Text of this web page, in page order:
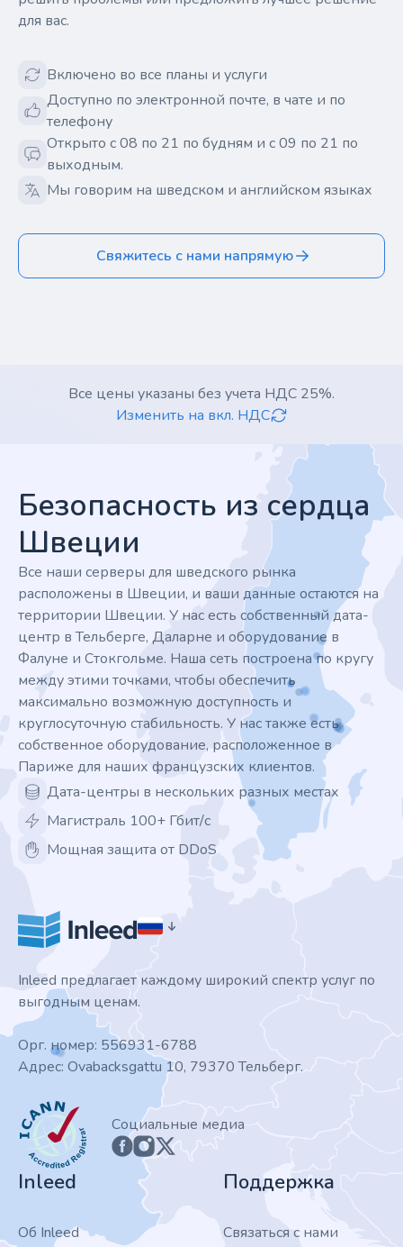
для вас.
Включено во все планы и услуги
Доступно по электронной почте, в чате и по
телефону
Открыто с 08 по 21 по будням и с 09 по 21 по
выходным.
Мы говорим на шведском и английском языках
Свяжитесь с нами напрямую
Все цены указаны без учета НДС 25%.
Изменить на вкл. НДС
Безопасность из сердца
Швеции
Все наши серверы для шведского рынка
расположены в Швеции, и ваши данные остаются на
территории Швеции. У нас есть собственный дата-
центр в Тельберге, Даларне и оборудование в
Фалуне и Стокгольме. Наша сеть построена по кругу
между этими точками, чтобы обеспечить
максимально возможную доступность и
круглосуточную стабильность. У нас также есть
собственное оборудование, расположенное в
Париже для наших французских клиентов.
Дата-центры в нескольких разных местах
Магистраль 100+ Гбит/с
Мощная защита от DDoS
Inleed предлагает каждому широкий спектр услуг по
выгодным ценам.
Орг. номер: 556931-6788
Адрес: Ovabacksgattu 10, 79370 Тельберг.
ICANN
Социальные медиа
Inleed
Об Inleed
Поддержка
Связаться с нами